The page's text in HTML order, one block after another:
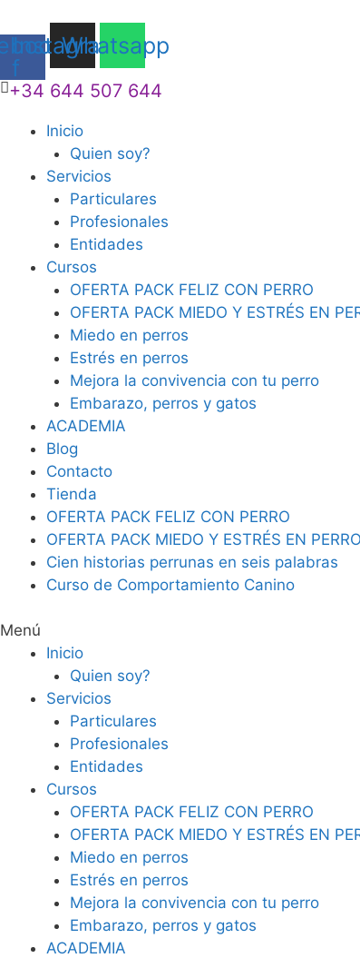
f
Instagram
Whatsapp
+34 644 507 644
Inicio
Quien soy?
Servicios
Particulares
Profesionales
Entidades
Cursos
OFERTA PACK FELIZ CON PERRO
OFERTA PACK MIEDO Y ESTRÉS EN
Miedo en perros
Estrés en perros
Mejora la convivencia con tu perro
Embarazo, perros y gatos
ACADEMIA
Blog
Contacto
Tienda
OFERTA PACK FELIZ CON PERRO
OFERTA PACK MIEDO Y ESTRÉS EN
Cien historias perrunas en seis palabras
Curso de Comportamiento Canino
Menú
Inicio
Quien soy?
Servicios
Particulares
Profesionales
Entidades
Cursos
OFERTA PACK FELIZ CON PERRO
OFERTA PACK MIEDO Y ESTRÉS EN
Miedo en perros
Estrés en perros
Mejora la convivencia con tu perro
Embarazo, perros y gatos
ACADEMIA